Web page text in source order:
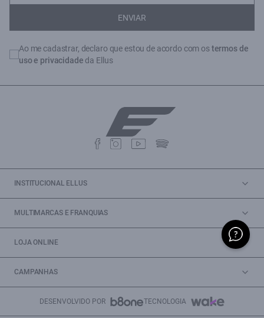
ENVIAR
Ao me cadastrar, declaro que estou de acordo com ostermos de
uso e privacidade da Ellus
INSTITUCIONAL ELLUS
MULTIMARCAS E FRANQUIAS
LOJA ONLINE
CAMPANHAS
DESENVOLVIDO POR TECNOLOGIA